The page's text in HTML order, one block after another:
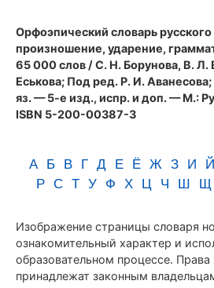
Орфоэпический словарь
произношение, ударение,
65 000 слов / С. Н. Борунова, В. Л.
Еськова; Под ред. Р. И.
яз. — 5-е изд., испр. и доп. — М.:
ISBN 5-200-00387-3
А Б В Г Д Е Ё Ж З И Й
Р С Т У Ф Х Ц Ч Ш Щ
Изображение страницы словаря
ознакомительный характер и
образовательном процессе. Права
принадлежат законным